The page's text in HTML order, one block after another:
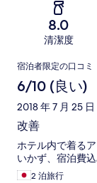
8.0
清潔度
口
コ
ミ
宿泊者限定の口コミ
6/10 (良い)
2018 年 7 月 25 日
改善
ホテル内で着る
いかず、宿泊費
2 泊旅行